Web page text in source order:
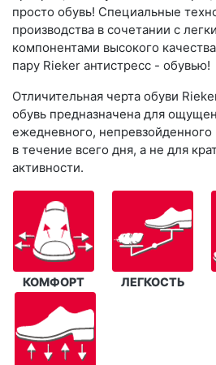
просто обувь! Специальные
производства в сочетании с
компонентами высокого
пару Rieker антистресс - обувью!
Отличительная черта обуви
обувь предназначена для
ежедневного,
в течение всего дня, а не для
активности.
КОМФОРТ ЛЕГКОСТЬ